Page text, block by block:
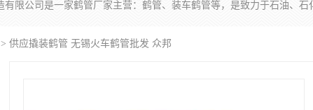
> 供应撬装鹤管 无锡火车鹤管批发 众邦